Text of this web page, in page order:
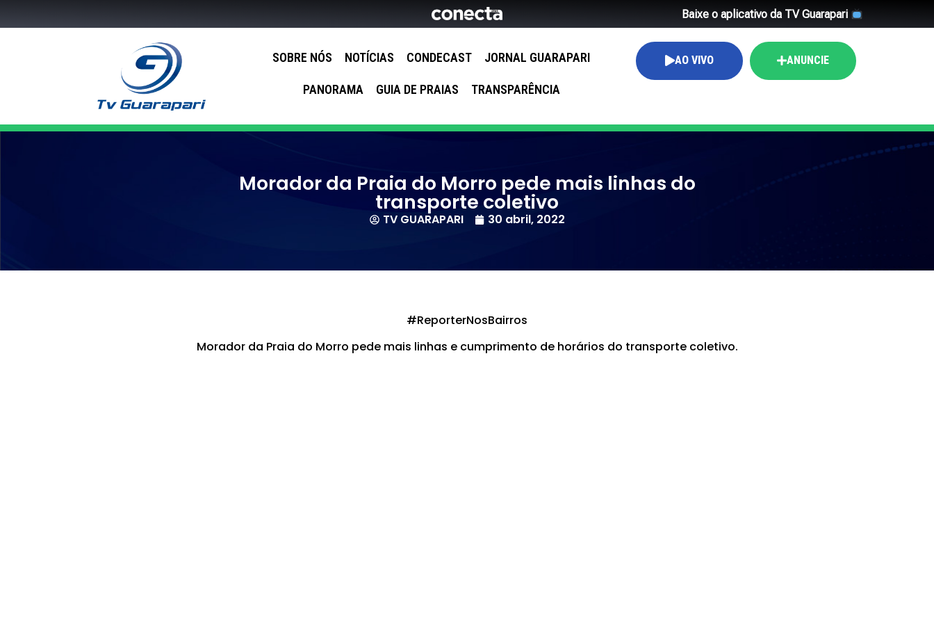
Baixe o aplicativo da TV Guarapari
SOBRE NÓS NOTÍCIAS CONDECAST JORNAL GUARAPARI
PANORAMA GUIA DE PRAIAS TRANSPARÊNCIA
AO VIVO ANUNCIE
Morador da Praia do Morro pede mais linhas do
transporte coletivo
TV GUARAPARI 30 abril, 2022
#ReporterNosBairros
Morador da Praia do Morro pede mais linhas e cumprimento de horários do transporte coletivo.